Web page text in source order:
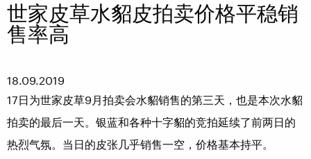
世家皮草水貂皮拍卖价格平稳销
售率高
18.09.2019
17日为世家皮草9月拍卖会水貂销售的第三天，也是本次水貂
拍卖的最后一天。银蓝和各种十字貂的竞拍延续了前两日的
热烈气氛。当日的皮张几乎销售一空，价格基本持平。